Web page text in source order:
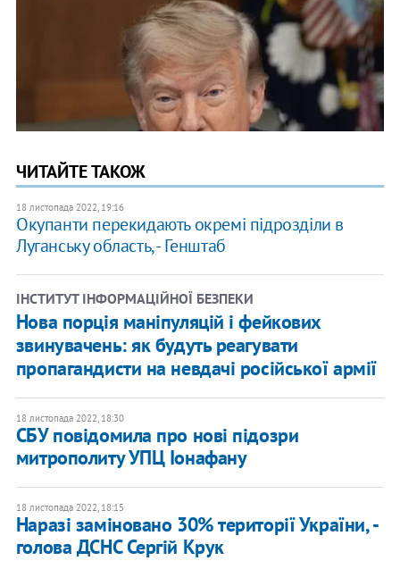
ЧИТАЙТЕ ТАКОЖ
18 листопада 2022, 19:16
Окупанти перекидають окремі підрозділи в
Луганську область, - Генштаб
ІНСТИТУТ ІНФОРМАЦІЙНОЇ БЕЗПЕКИ
Нова порція маніпуляцій і фейкових
звинувачень: як будуть реагувати
пропагандисти на невдачі російської армії
18 листопада 2022, 18:30
​СБУ повідомила про нові підозри
митрополиту УПЦ Іонафану
18 листопада 2022, 18:15
Наразі заміновано 30% території України, -
голова ДСНС Сергій Крук